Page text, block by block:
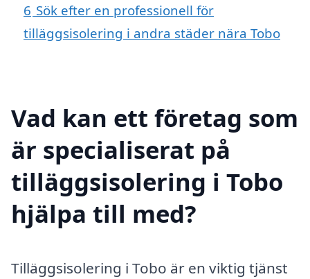
6 Sök efter en professionell för
tilläggsisolering i andra städer nära Tobo
Vad kan ett företag som
är specialiserat på
tilläggsisolering i Tobo
hjälpa till med?
Tilläggsisolering i Tobo är en viktig tjänst